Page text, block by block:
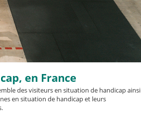
en France
des visiteurs en situation de handicap ainsi
en situation de handicap et leurs